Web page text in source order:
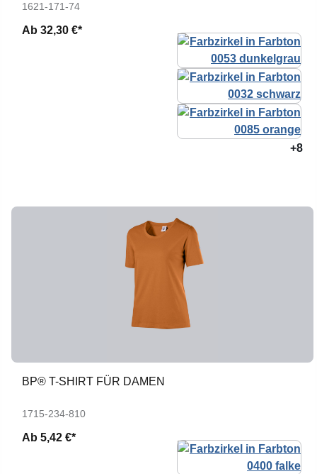
1621-171-74
Ab 32,30 €*
+8
BP® T-SHIRT FÜR DAMEN
1715-234-810
Ab 5,42 €*